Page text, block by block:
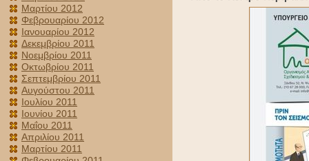
Μαρτίου 2012
Φεβρουαρίου 2012
Ιανουαρίου 2012
Δεκεμβρίου 2011
Νοεμβρίου 2011
Οκτωβρίου 2011
Σεπτεμβρίου 2011
Αυγούστου 2011
Ιουλίου 2011
Ιουνίου 2011
Μαΐου 2011
Απριλίου 2011
Μαρτίου 2011